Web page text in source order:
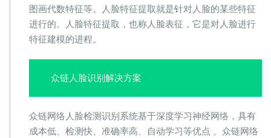
图画代数特征等。人脸特征提取就是针对人脸的某些特征
进行的。人脸特征提取，也称人脸表征，它是对人脸进行
特征建模的进程。
众链人脸识别解决方案
众链网络人脸检测识别系统基于深度学习神经网络，具有
成本低、检测快、准确率高、自动学习等优点 。众链网络